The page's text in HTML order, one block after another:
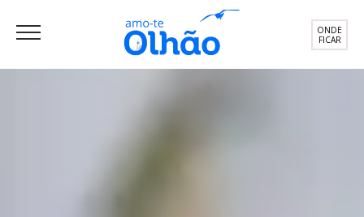
ONDE
FICAR